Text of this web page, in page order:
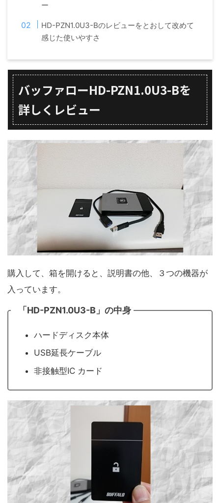
ー
HD-PZN1.0U3-Bのレビューをとおして改めて
感じた使いやすさ
バッファローHD-PZN1.0U3-Bを
詳しくレビュー
購入して、箱を開けると、説明書の他、３つの機器が
入っています。
「HD-PZN1.0U3-B」の中身
ハードディスク本体
USB延長ケーブル
非接触型IC カード